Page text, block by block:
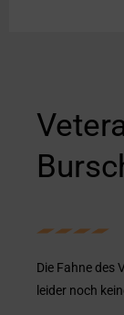
Die Fahne des
leider noch